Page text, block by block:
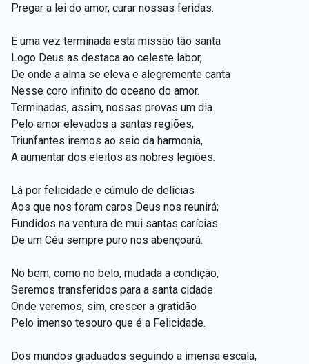
Pregar a lei do amor, curar nossas feridas.
E uma vez terminada esta missão tão santa
Logo Deus as destaca ao celeste labor,
De onde a alma se eleva e alegremente canta
Nesse coro infinito do oceano do amor.
Terminadas, assim, nossas provas um dia.
Pelo amor elevados a santas regiões,
Triunfantes iremos ao seio da harmonia,
A aumentar dos eleitos as nobres legiões.
Lá por felicidade e cúmulo de delícias
Aos que nos foram caros Deus nos reunirá;
Fundidos na ventura de mui santas carícias
De um Céu sempre puro nos abençoará.
No bem, como no belo, mudada a condição,
Seremos transferidos para a santa cidade
Onde veremos, sim, crescer a gratidão
Pelo imenso tesouro que é a Felicidade.
Dos mundos graduados seguindo a imensa escala,